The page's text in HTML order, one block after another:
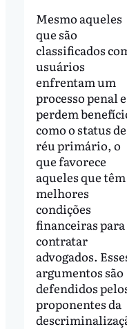
Mesmo aqueles
que são
classificados
usuários
enfrentam um
processo penal e
perdem
como o status de
réu primário, o
que favorece
aqueles que têm
melhores
condições
financeiras para
contratar
advogados.
argumentos são
defendidos
proponentes da